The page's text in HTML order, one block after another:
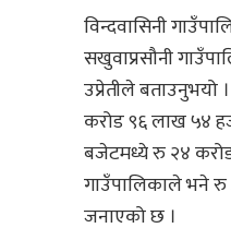
विन्दवासिनी
सखुवाप्रसौनी
उप्रेतीले
करोड ९६ लाख ५४
बजेटमध्ये रु २४
गाउँपालिकाले भने
जनाएको छ ।